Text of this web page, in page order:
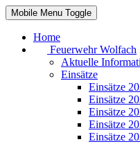
Mobile Menu Toggle
Home
Feuerwehr Wolfach
Aktuelle
Einsätze
Einsätze
Einsätze
Einsätze
Einsätze
Einsätze